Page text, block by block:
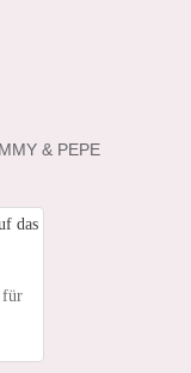
& PEPE
für